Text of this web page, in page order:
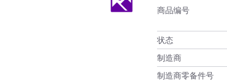
商品编号
状态
制造商
制造商零备件号